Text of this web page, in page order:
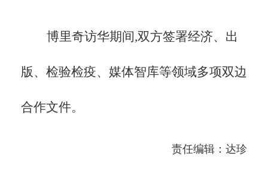
博里奇访华期间,双方签署经济、出
版、检验检疫、媒体智库等领域多项双边
合作文件。
责任编辑：达珍